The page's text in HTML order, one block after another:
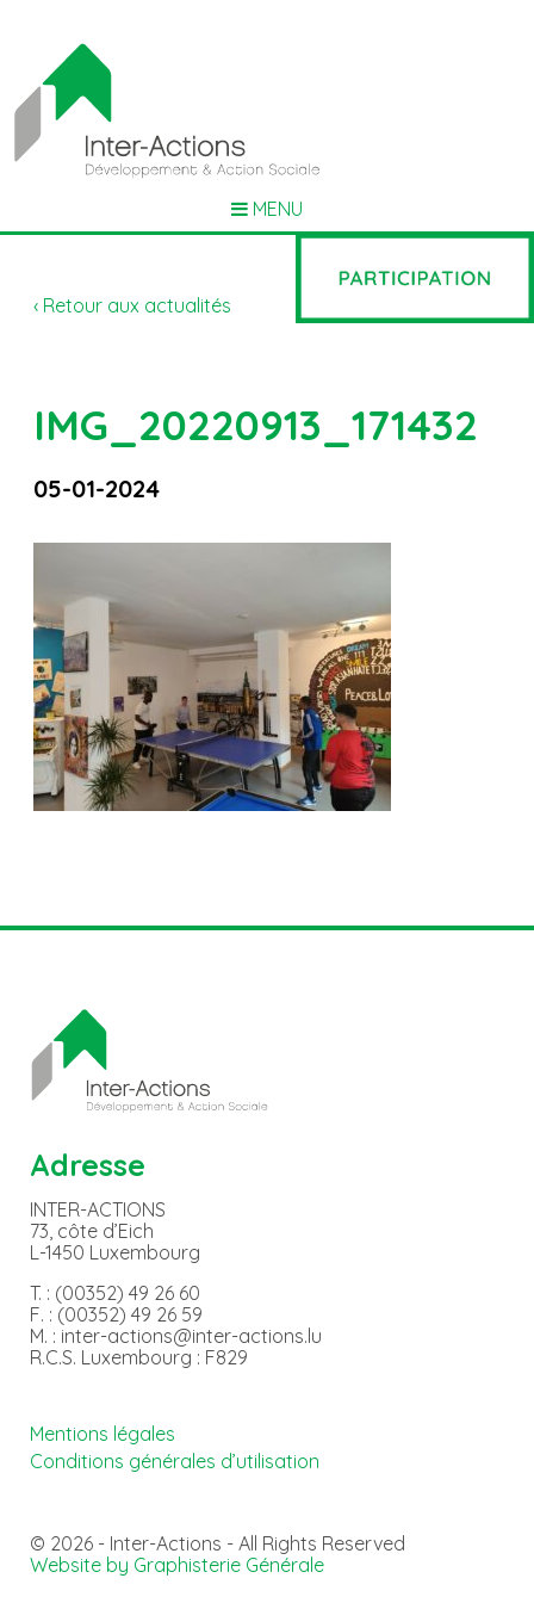
MENU
‹ Retour aux actualités
IMG_20220913_171432
05-01-2024
Adresse
INTER-ACTIONS
73, côte d’Eich
L-1450 Luxembourg
T. : (00352) 49 26 60
F. : (00352) 49 26 59
M. : inter-actions@inter-actions.lu
R.C.S. Luxembourg : F829
Mentions légales
Conditions générales d’utilisation
© 2026 - Inter-Actions - All Rights Reserved
Website by Graphisterie Générale